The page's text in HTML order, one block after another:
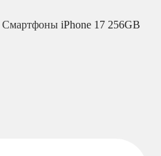
Смартфоны iPhone 17 256GB